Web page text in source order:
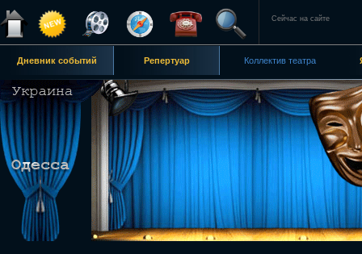
Сейчас на сайте
Дневник событий Репертуар Коллектив театра